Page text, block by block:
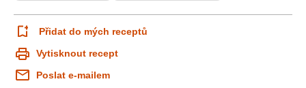
Přidat do mých receptů
Vytisknout recept
Poslat e-mailem